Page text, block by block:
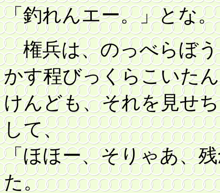
「釣れんエー。」とな。
権兵は、のっべらぼう
かす程びっくらこいた
けんども、それを見せ
して、
「ほほー、そりゃあ、
た。